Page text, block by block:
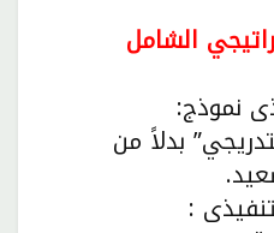
الشامل
نموذج:
بدلاً من
: